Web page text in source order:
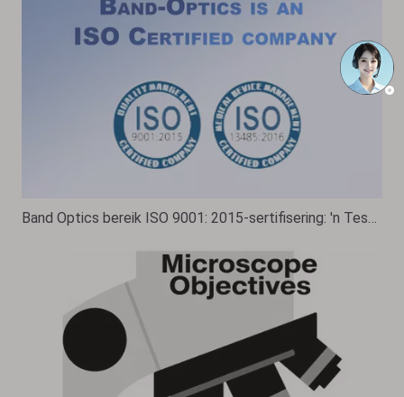
Band Optics bereik ISO 9001: 2015-sertifisering: 'n Testament vir kwaliteit en uitnemendheid